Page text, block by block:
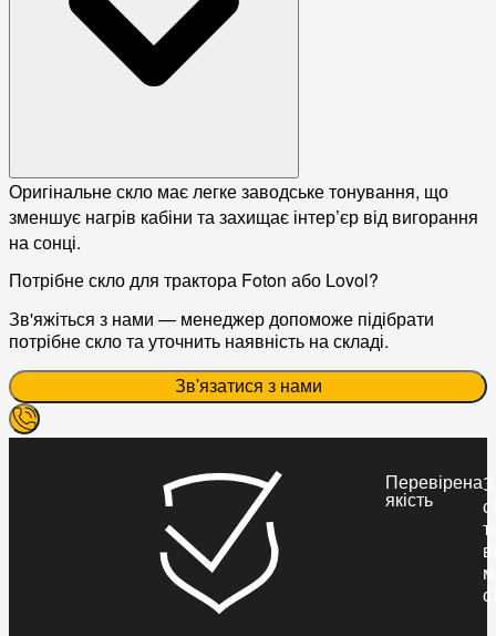
Оригінальне скло має легке заводське тонування, що
зменшує нагрів кабіни та захищає інтер’єр від вигорання
на сонці.
Потрібне скло для трактора Foton або Lovol?
Зв'яжіться з нами — менеджер допоможе підібрати
потрібне скло та уточнить наявність на складі.
Зв'язатися з нами
Перевірена
якість